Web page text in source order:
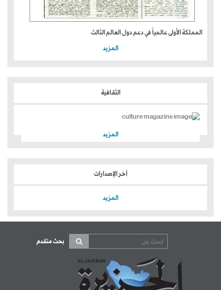
المملكة الأولى عالمياً في دعم دول العالم الثالث
المزيد
الثقافية
المزيد
آخر الإصدارات
المزيد
بحث متقدم